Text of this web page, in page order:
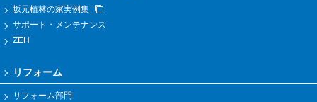
坂元植林の家実例集
サポート・メンテナンス
ZEH
リフォーム
リフォーム部門